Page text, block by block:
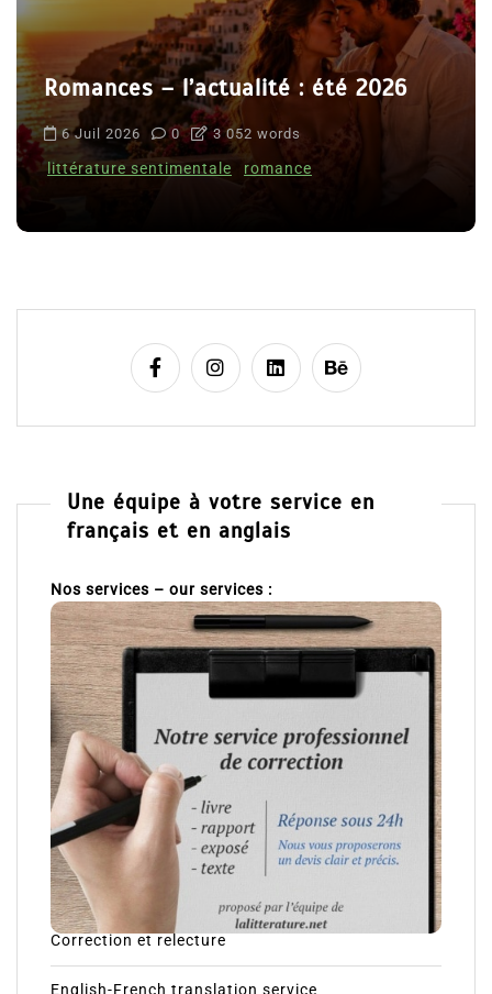
Romances – l’actualité : été 2026
6 Juil 2026 0 3 052 words
littérature sentimentale romance
Une équipe à votre service en
français et en anglais
Nos services – our services :
Correction et relecture